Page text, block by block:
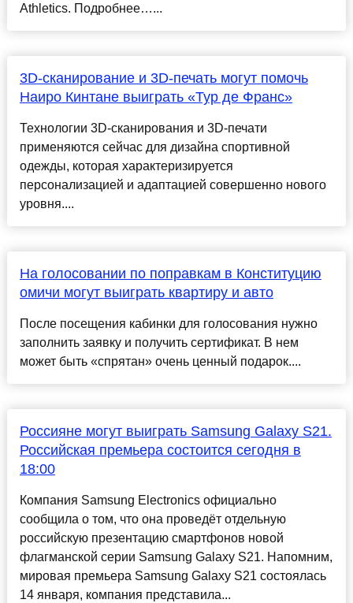
Athletics. Подробнее…...
3D-сканирование и 3D-печать могут помочь
Наиро Кинтане выиграть «Тур де Франс»
Технологии 3D-сканирования и 3D-печати
применяются сейчас для дизайна спортивной
одежды, которая характеризируется
персонализацией и адаптацией совершенно нового
уровня....
На голосовании по поправкам в Конституцию
омичи могут выиграть квартиру и авто
После посещения кабинки для голосования нужно
заполнить заявку и получить сертификат. В нем
может быть «спрятан» очень ценный подарок....
Россияне могут выиграть Samsung Galaxy S21.
Российская премьера состоится сегодня в
18:00
Компания Samsung Electronics официально
сообщила о том, что она проведёт отдельную
российскую презентацию смартфонов новой
флагманской серии Samsung Galaxy S21. Напомним,
мировая премьера Samsung Galaxy S21 состоялась
14 января, компания представила...